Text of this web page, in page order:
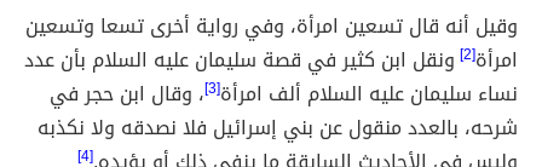
وقيل أنه قال تسعين امرأة، وفي رواية أخرى تسعا وتسعين
امرأة[2]
ونقل ابن كثير في قصة سليمان عليه السلام بأن عدد
نساء سليمان عليه السلام ألف امرأة[3] ، وقال ابن حجر في
شرحه، بالعدد منقول عن بني إسرائيل فلا نصدقه ولا نكذبه
[4]